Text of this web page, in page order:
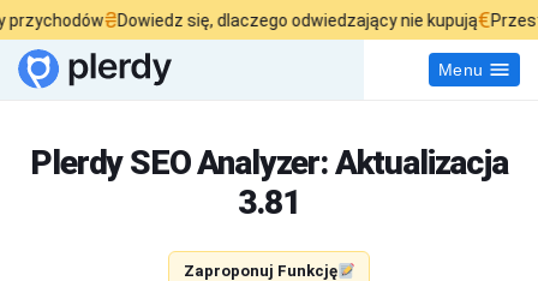
₴Dowiedz się, dlaczego odwiedzający nie kupują€
Menu
Plerdy SEO Analyzer: Aktualizacja
3.81
Zaproponuj Funkcję